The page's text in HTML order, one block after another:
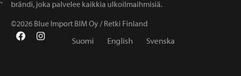
brändi, joka palvelee kaikkia ulkoilmaihmisiä.
©2026 Blue Import BIM Oy / Retki Finland
Suomi English Svenska